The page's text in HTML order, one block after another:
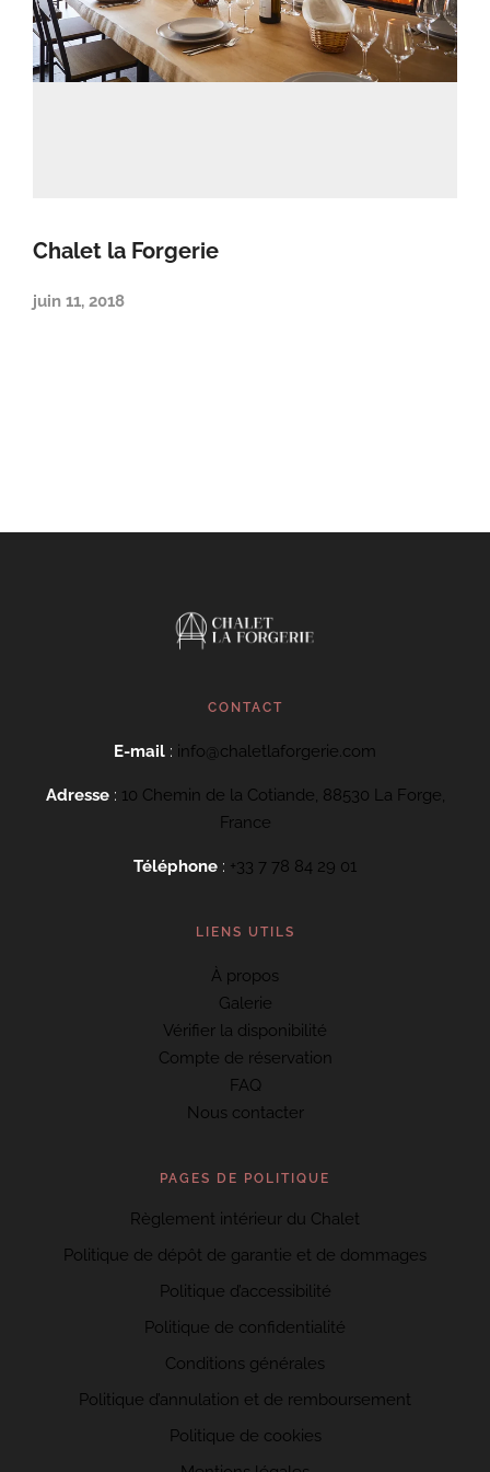
Chalet la Forgerie
juin 11, 2018
CONTACT
E-mail : info@chaletlaforgerie.com
Adresse: 10 Chemin de la Cotiande, 88530 La Forge,
France
Téléphone : +33 7 78 84 29 01
LIENS UTILS
À propos
Galerie
Vérifier la disponibilité
Compte de réservation
FAQ
Nous contacter
PAGES DE POLITIQUE
Règlement intérieur du Chalet
Politique de dépôt de garantie et de dommages
Politique d’accessibilité
Politique de confidentialité
Conditions générales
Politique d’annulation et de remboursement
Politique de cookies